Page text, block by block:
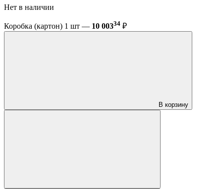
Нет в наличии
Коробка (картон) 1 шт — 10 00334 ₽
В корзину